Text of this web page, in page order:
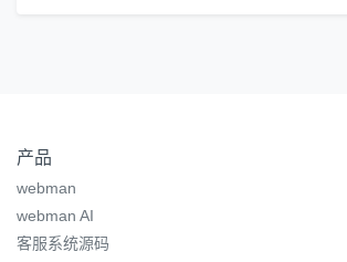
产品
webman
webman AI
客服系统源码